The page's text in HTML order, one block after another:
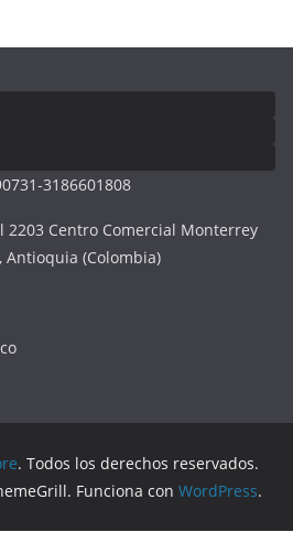
3186601808
Centro Comercial Monterrey
Antioquia (Colombia)
. Todos los derechos reservados.
Funciona con WordPress.